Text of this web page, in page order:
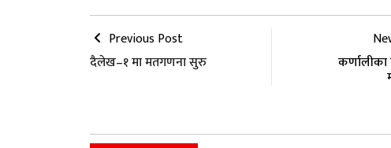
Previous Post
दैलेख–१ मा मतगणना सुरु
कर्णालीका